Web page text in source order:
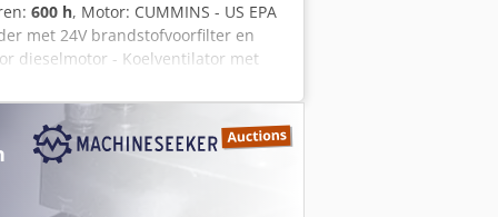
600 h, Motor: CUMMINS - US EPA
met 24V brandstofvoorfilter en
dieselmotor - Koelventilator met
smering voor apparatuur en
Noodbediening om de
Door de hoofdfuncties te
ondersteuning. Vierwielaandrijving
TYPE 270 voor
en uitrusting MAXCAB Industrie met